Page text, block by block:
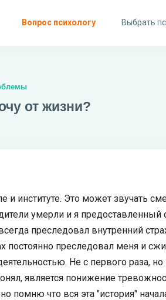
Вопрос психологу Выбрать
от жизни?
и институте. Это может звучать
умерли и я предоставленный
преследовал внутренний
постоянно преследовал меня и
Не с первого раза,
является понижение
помню что вся эта "история"